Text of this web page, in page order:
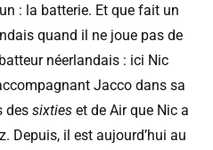
: la batterie. Et que fait un
quand il ne joue pas de
néerlandais : ici Nic
Jacco dans sa
des sixties et de Air que Nic a
Depuis, il est aujourd’hui au